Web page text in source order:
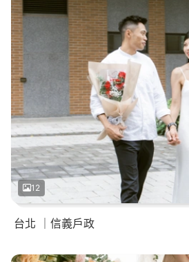
12
台北 ｜信義戶政